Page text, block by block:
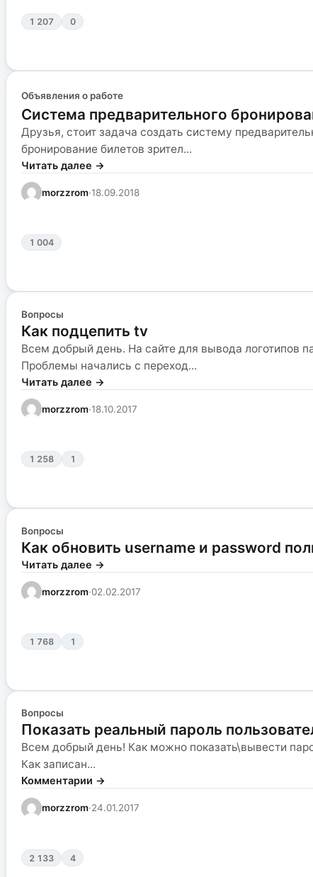
1 207 0
Объявления о работе
Система предварительного
Друзья, стоит задача создать систему
бронирование билетов зрител...
Читать далее →
morzzrom·18.09.2018
1 004
Вопросы
Как подцепить tv
Всем добрый день. На сайте для вывода логотипов
Проблемы начались с переход...
Читать далее →
morzzrom·18.10.2017
1 258 1
Вопросы
Как обновить username и password
Читать далее →
morzzrom·02.02.2017
1 768 1
Вопросы
Показать реальный пароль
Всем добрый день! Как можно показать\вывести
Как записан...
Комментарии →
morzzrom·24.01.2017
2 133 4